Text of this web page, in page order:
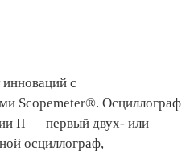
с
Scopemeter®. Осциллограф
II — первый двух- или
осциллограф,